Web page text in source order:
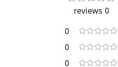
0 reviews
0
0
0